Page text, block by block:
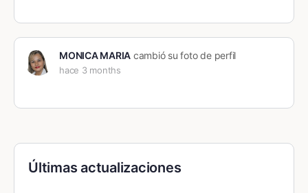
MONICA MARIA cambió su foto de perfil
hace 3 months
Últimas actualizaciones